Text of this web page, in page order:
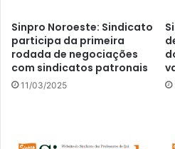
Sinpro Noroeste: Sindicato
participa da primeira
rodada de negociações
com sindicatos patronais
11/03/2025